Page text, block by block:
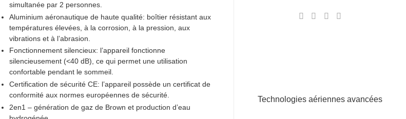
simultanée par 2 personnes.
Aluminium aéronautique de haute qualité: boîtier résistant aux
températures élevées, à la corrosion, à la pression, aux
vibrations et à l’abrasion.
Fonctionnement silencieux: l’appareil fonctionne
silencieusement (<40 dB), ce qui permet une utilisation
confortable pendant le sommeil.
Certification de sécurité CE: l’appareil possède un certificat de
conformité aux normes européennes de sécurité.
2en1 – génération de gaz de Brown et production d’eau
Technologies aériennes avancées